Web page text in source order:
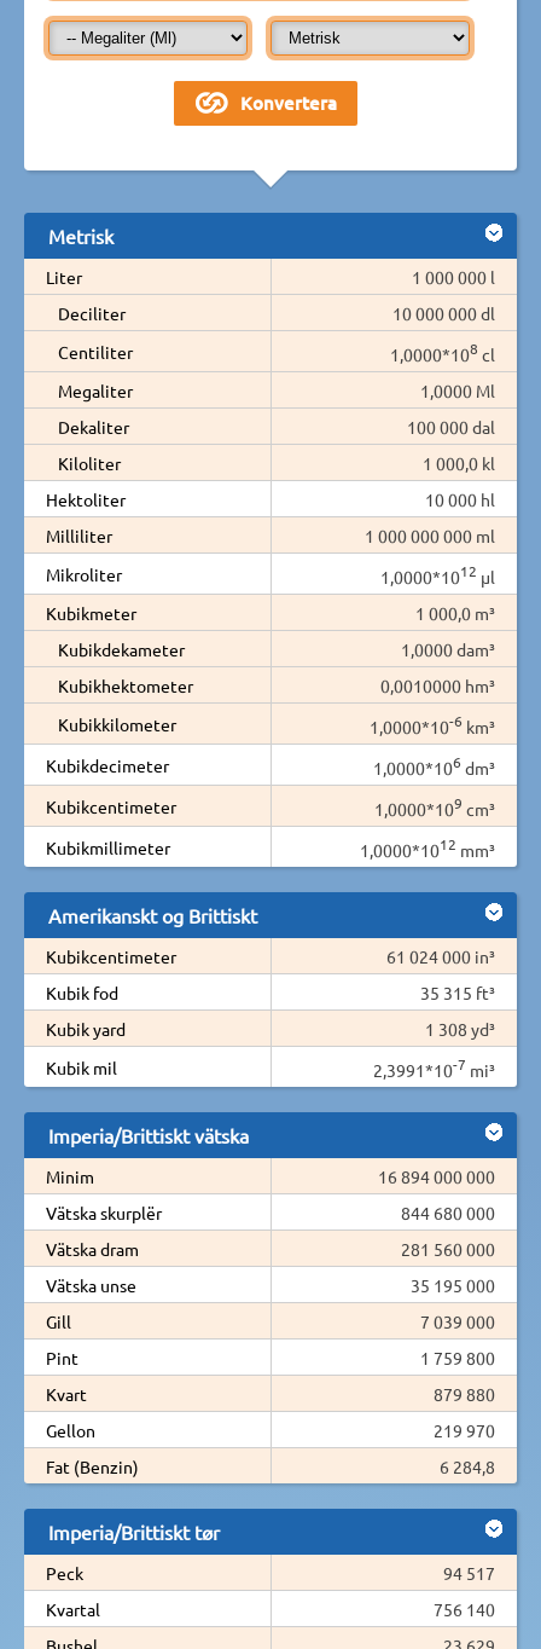
Metrisk
Liter
1 000 000 l
Deciliter
10 000 000 dl
Centiliter
1,0000*108 cl
Megaliter
1,0000 Ml
Dekaliter
100 000 dal
Kiloliter
1 000,0 kl
Hektoliter
10 000 hl
Milliliter
1 000 000 000 ml
Mikroliter
1,0000*1012 µl
Kubikmeter
1 000,0 m³
Kubikdekameter
1,0000 dam³
Kubikhektometer
0,0010000 hm³
Kubikkilometer
1,0000*10-6 km³
Kubikdecimeter
1,0000*106 dm³
Kubikcentimeter
1,0000*109 cm³
Kubikmillimeter
1,0000*1012 mm³
Amerikanskt og Brittiskt
Kubikcentimeter
61 024 000 in³
Kubik fod
35 315 ft³
Kubik yard
1 308 yd³
Kubik mil
2,3991*10-7 mi³
Imperia/Brittiskt vätska
Minim
16 894 000 000
Vätska skurplër
844 680 000
Vätska dram
281 560 000
Vätska unse
35 195 000
Gill
7 039 000
Pint
1 759 800
Kvart
879 880
Gellon
219 970
Fat (Benzin)
6 284,8
Imperia/Brittiskt tør
Peck
94 517
Kvartal
756 140